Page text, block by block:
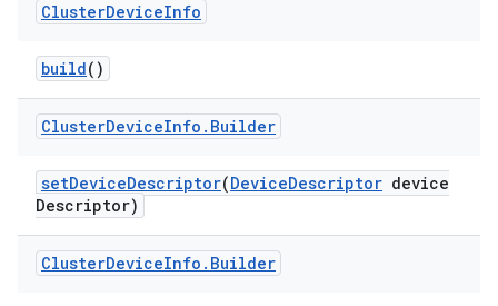
ClusterDeviceInfo
build()
ClusterDeviceInfo . Builder
setDeviceDescriptor(DeviceDescriptor device
Descriptor)
ClusterDeviceInfo . Builder